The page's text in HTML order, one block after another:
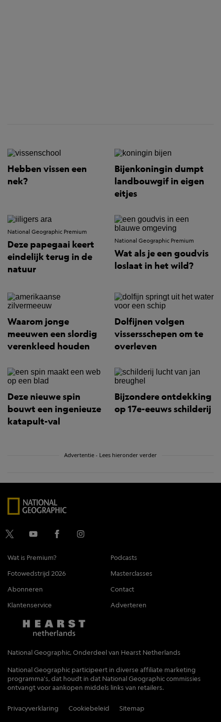
Hebben vissen een
nek?
Bijenkoningin dumpt
landbouwgif in eigen
eitjes
National Geographic Premium
Deze papegaai keert
eindelijk terug in de
natuur
National Geographic Premium
Wat als je een goudvis
loslaat in het wild?
Waarom jonge
meeuwen een slordig
verenkleed houden
Dolfijnen volgen
vissersschepen om te
overleven
Deze nieuwe spin
bouwt een ingenieuze
katapult-val
Bijzondere ontdekking
op 17e-eeuws schilderij
Advertentie - Lees hieronder verder
Wat is Premium?
Podcasts
Fotowedstrijd 2026
Masterclasses
Abonneren
Contact
Klantenservice
Adverteren
National Geographic, Onderdeel van Hearst Netherlands
National Geographic participeert in diverse affiliate marketing
programma's, dat houdt in dat National Geographic commissies
ontvangt voor aankopen middels links van retailers.
Privacyverklaring Cookiebeleid Sitemap